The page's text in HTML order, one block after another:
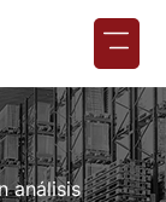
análisis